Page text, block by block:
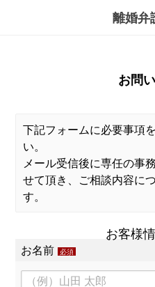
離婚弁
お問
下記フォームに必要事項
い。
メール受信後に専任の事
せて頂き、ご相談内容に
す。
お客様
お名前 必須